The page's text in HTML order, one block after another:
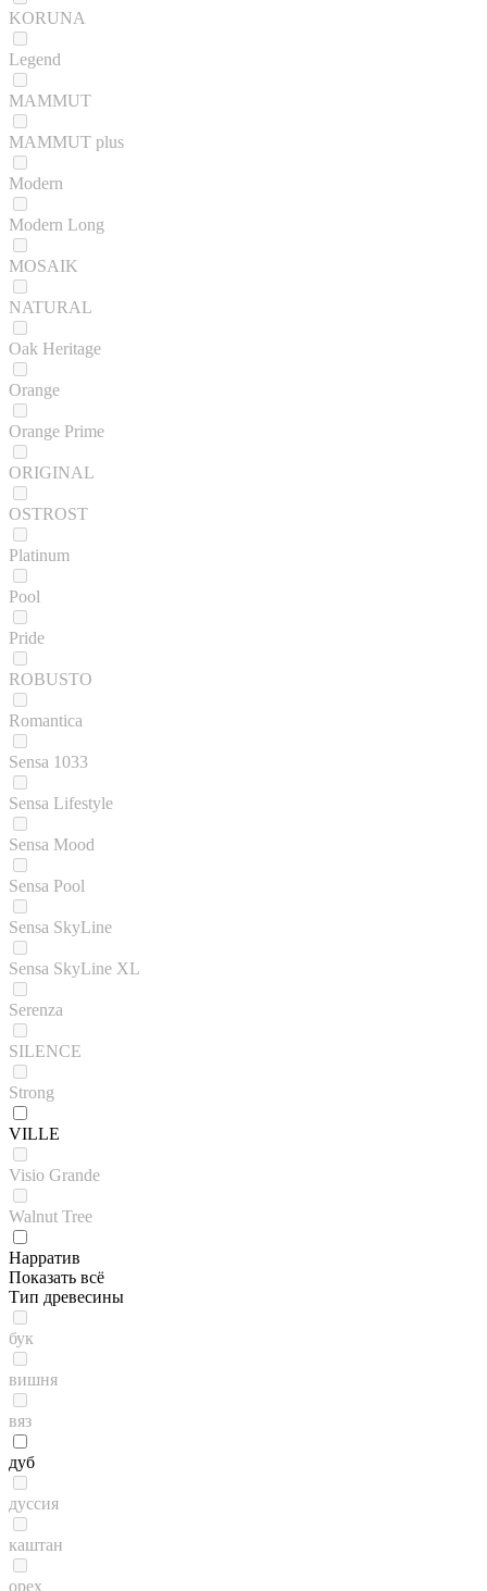
KORUNA
Legend
MAMMUT
MAMMUT plus
Modern
Modern Long
MOSAIK
NATURAL
Oak Heritage
Orange
Orange Prime
ORIGINAL
OSTROST
Platinum
Pool
Pride
ROBUSTO
Romantica
Sensa 1033
Sensa Lifestyle
Sensa Mood
Sensa Pool
Sensa SkyLine
Sensa SkyLine XL
Serenza
SILENCE
Strong
VILLE
Visio Grande
Walnut Tree
Нарратив
Показать всё
Тип древесины
бук
вишня
вяз
дуб
дуссия
каштан
орех